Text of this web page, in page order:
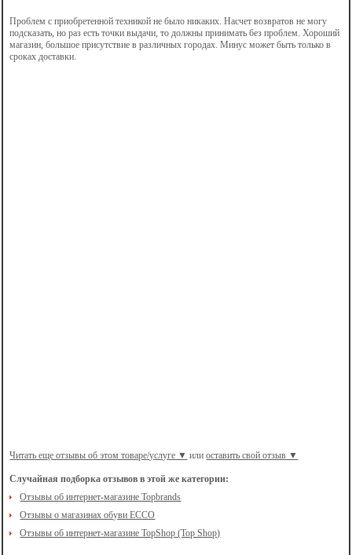
Проблем с приобретенной техникой не было никаких. Насчет возвратов не могу
подсказать, но раз есть точки выдачи, то должны принимать без проблем. Хороший
магазин, большое присутствие в различных городах. Минус может быть только в
сроках доставки.
Читать еще отзывы об этом товаре/услуге ▼ илиоставить свой отзыв ▼
Случайная подборка отзывов в этой же категории:
Отзывы об интернет-магазине Topbrands
Отзывы о магазинах обуви ECCO
Отзывы об интернет-магазине TopShop (Top Shop)